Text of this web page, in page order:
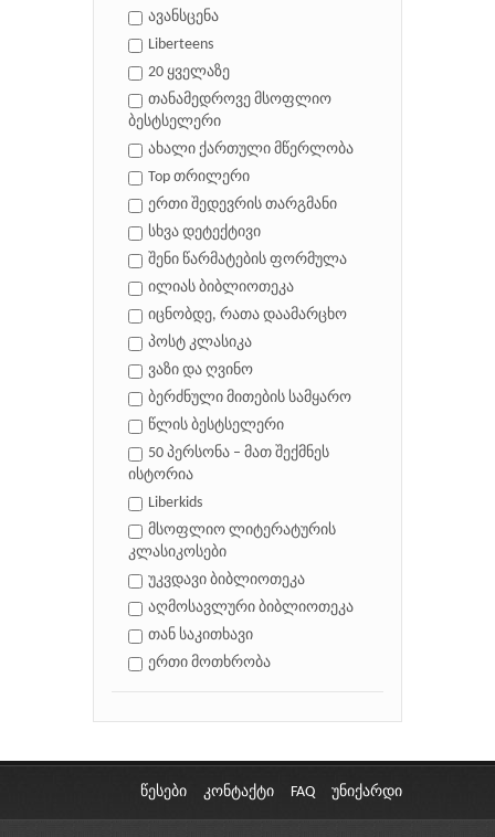
ავანსცენა
Liberteens
20 ყველაზე
თანამედროვე მსოფლიო
ბესტსელერი
ახალი ქართული მწერლობა
Top თრილერი
ერთი შედევრის თარგმანი
სხვა დეტექტივი
შენი წარმატების ფორმულა
ილიას ბიბლიოთეკა
იცნობდე, რათა დაამარცხო
პოსტ კლასიკა
ვაზი და ღვინო
ბერძნული მითების სამყარო
წლის ბესტსელერი
50 პერსონა – მათ შექმნეს
ისტორია
Liberkids
მსოფლიო ლიტერატურის
კლასიკოსები
უკვდავი ბიბლიოთეკა
აღმოსავლური ბიბლიოთეკა
თან საკითხავი
ერთი მოთხრობა
წესები კონტაქტი FAQ უნიქარდი